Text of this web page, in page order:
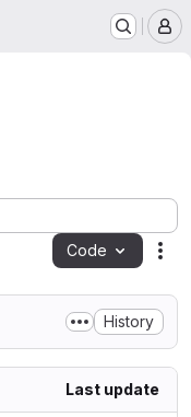
Code
History
Last update